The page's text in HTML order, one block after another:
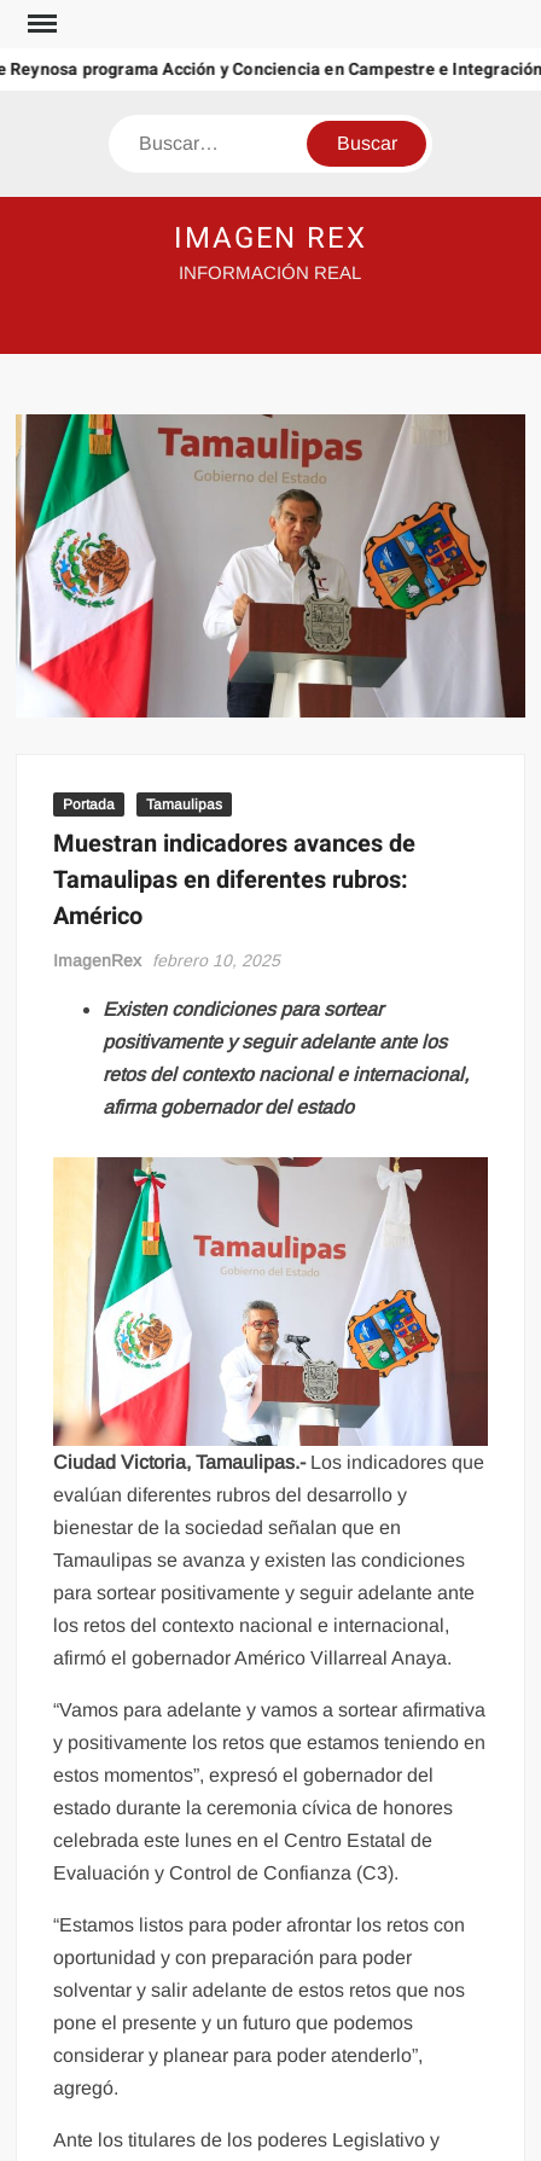
Saltar
contenidoprograma Acción y Conciencia en Campestre e Integración
Buscar
IMAGEN REX
INFORMACIÓN REAL
Portada Tamaulipas
Muestran indicadores avances de
Tamaulipas en diferentes rubros:
Américo
ImagenRex febrero 10, 2025
Existen condiciones para sortear
positivamente y seguir adelante ante los
retos del contexto nacional e internacional,
afirma gobernador del estado
Ciudad Victoria, Tamaulipas.-Los indicadores que
evalúan diferentes rubros del desarrollo y
bienestar de la sociedad señalan que en
Tamaulipas se avanza y existen las condiciones
para sortear positivamente y seguir adelante ante
los retos del contexto nacional e internacional,
afirmó el gobernador Américo Villarreal Anaya.
“Vamos para adelante y vamos a sortear afirmativa
y positivamente los retos que estamos teniendo en
estos momentos”, expresó el gobernador del
estado durante la ceremonia cívica de honores
celebrada este lunes en el Centro Estatal de
Evaluación y Control de Confianza (C3).
“Estamos listos para poder afrontar los retos con
oportunidad y con preparación para poder
solventar y salir adelante de estos retos que nos
pone el presente y un futuro que podemos
considerar y planear para poder atenderlo”,
agregó.
Ante los titulares de los poderes Legislativo y